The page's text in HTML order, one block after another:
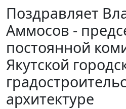
Поздравляет
Аммосов -
постоянной
Якутской
архитектуре